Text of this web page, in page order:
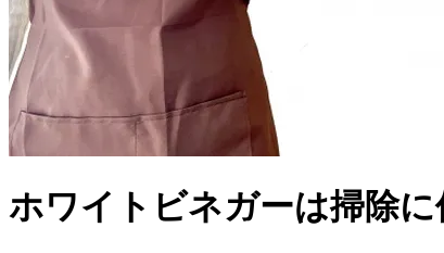
ホワイトビネガーは掃除